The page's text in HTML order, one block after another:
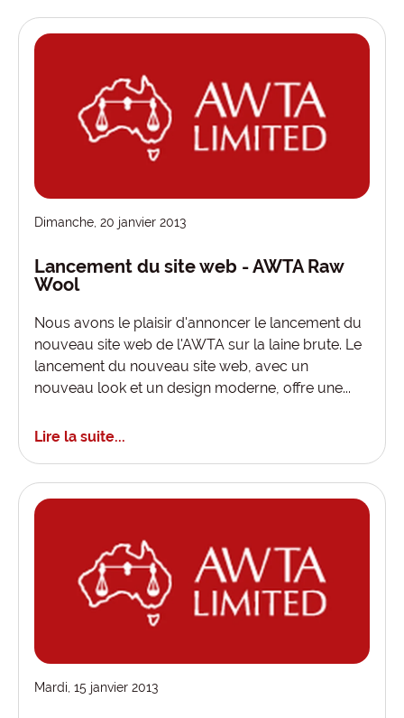
Dimanche, 20 janvier 2013
Lancement du site web - AWTA Raw
Wool
Nous avons le plaisir d'annoncer le lancement du
nouveau site web de l'AWTA sur la laine brute. Le
lancement du nouveau site web, avec un
nouveau look et un design moderne, offre une...
Lire la suite...
Mardi, 15 janvier 2013